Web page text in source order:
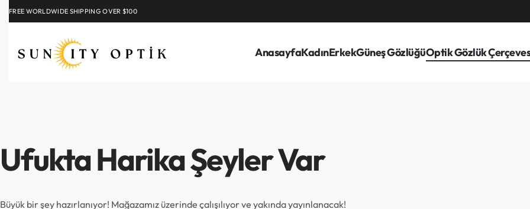
FREE WORLDWIDE SHIPPING OVER $100
AnasayfaKadınErkekGüneş GözlüğüOptik Gözlük
Ufukta Harika Şeyler Var
Büyük bir şey hazırlanıyor! Mağazamız üzerinde çalışılıyor ve yakında yayınlanacak!